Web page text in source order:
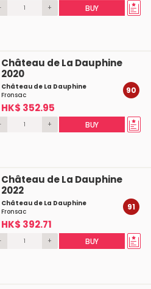
+ BUY
Château de La Dauphine
2020
Château de La Dauphine
Fronsac
HK$ 352.95
90
+ BUY
Château de La Dauphine
2022
Château de La Dauphine
Fronsac
HK$ 392.71
91
+ BUY